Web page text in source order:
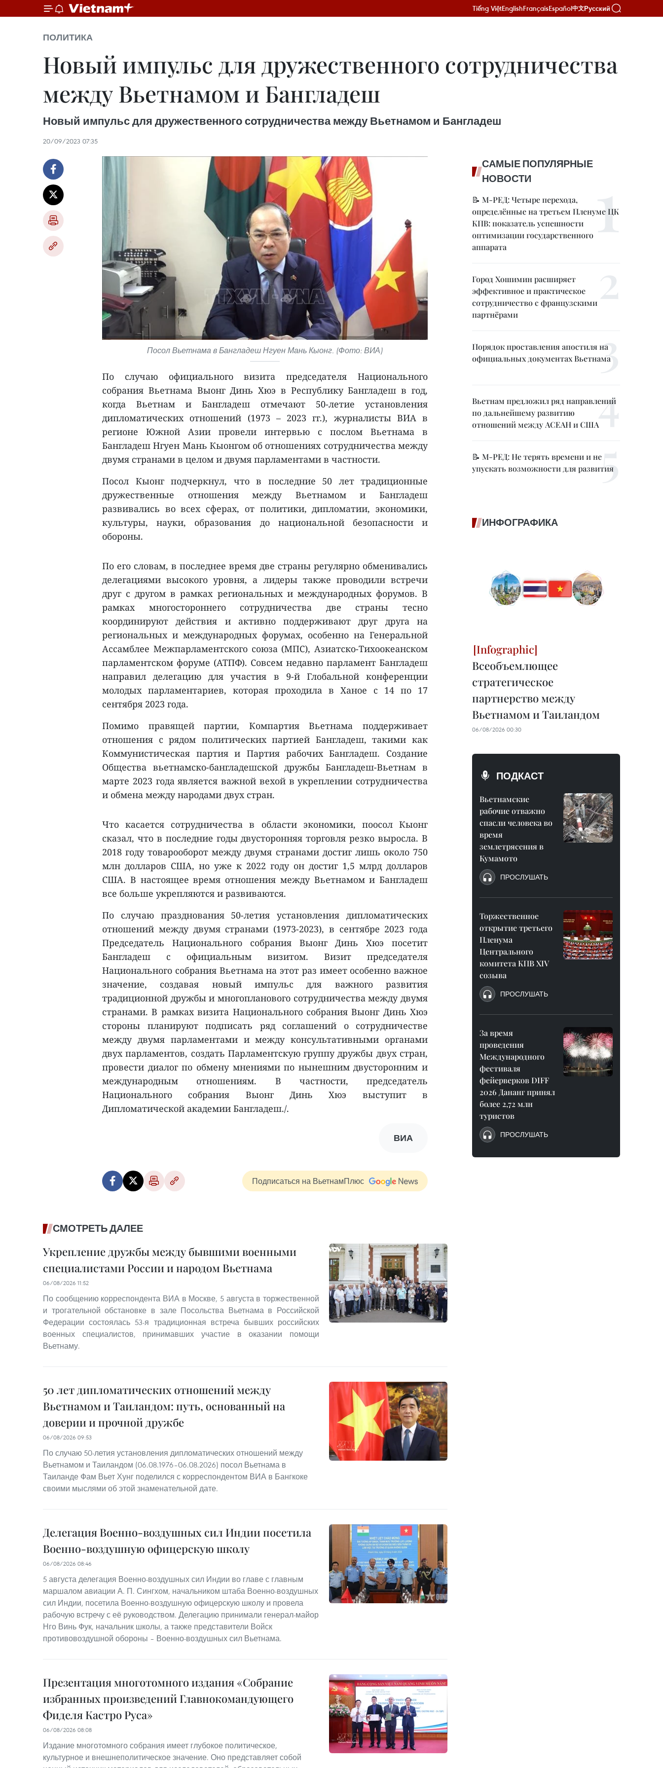
Tiếng ViệtEnglishFrançaisEspañol中文Русский
ПОЛИТИКА
Новый импульс для дружественного сотрудничества
между Вьетнамом и Бангладеш
Новый импульс для дружественного сотрудничества между Вьетнамом и Бангладеш
20/09/2023 07:35
Посол Вьетнама в Бангладеш Нгуен Мань Кыонг. (Фото: ВИА)
По случаю официального визита председателя Национального
собрания Вьетнама Выонг Динь Хюэ в Республику Бангладеш в год,
когда Вьетнам и Бангладеш отмечают 50-летие установления
дипломатических отношений (1973 – 2023 гг.), журналисты ВИА в
регионе Южной Азии провели интервью с послом Вьетнама в
Бангладеш Нгуен Мань Кыонгом об отношениях сотрудничества между
двумя странами в целом и двумя парламентами в частности.
Посол Кыонг подчеркнул, что в последние 50 лет традиционные
дружественные отношения между Вьетнамом и Бангладеш
развивались во всех сферах, от политики, дипломатии, экономики,
культуры, науки, образования до национальной безопасности и
обороны.
По его словам, в последнее время две страны регулярно обменивались
делегациями высокого уровня, а лидеры также проводили встречи
друг с другом в рамках региональных и международных форумов. В
рамках многостороннего сотрудничества две страны тесно
координируют действия и активно поддерживают друг друга на
региональных и международных форумах, особенно на Генеральной
Ассамблее Межпарламентского союза (МПС), Азиатско-Тихоокеанском
парламентском форуме (АТПФ). Совсем недавно парламент Бангладеш
направил делегацию для участия в 9-й Глобальной конференции
молодых парламентариев, которая проходила в Ханое с 14 по 17
сентября 2023 года.
Помимо правящей партии, Компартия Вьетнама поддерживает
отношения с рядом политических партией Бангладеш, такими как
Коммунистическая партия и Партия рабочих Бангладеш. Создание
Общества вьетнамско-бангладешской дружбы Бангладеш-Вьетнам в
марте 2023 года является важной вехой в укреплении сотрудничества
и обмена между народами двух стран.
Что касается сотрудничества в области экономики, поосол Кыонг
сказал, что в последние годы двусторонняя торговля резко выросла. В
2018 году товарооборот между двумя странами достиг лишь около 750
млн долларов США, но уже к 2022 году он достиг 1,5 млрд долларов
США. В настоящее время отношения между Вьетнамом и Бангладеш
все больше укрепляются и развиваются.
По случаю празднования 50-летия установления дипломатических
отношений между двумя странами (1973-2023), в сентябре 2023 года
Председатель Национального собрания Выонг Динь Хюэ посетит
Бангладеш с официальным визитом. Визит председателя
Национального собрания Вьетнама на этот раз имеет особенно важное
значение, создавая новый импульс для важного развития
традиционной дружбы и многопланового сотрудничества между двумя
странами. В рамках визита Национального собрания Выонг Динь Хюэ
стороны планируют подписать ряд соглашений о сотрудничестве
между двумя парламентами и между консультативными органами
двух парламентов, создать Парламентскую группу дружбы двух стран,
провести диалог по обмену мнениями по нынешним двусторонним и
международным отношениям. В частности, председатель
Национального собрания Выонг Динь Хюэ выступит в
Дипломатической академии Бангладеш./.
ВИА
Подписаться на ВьетнамПлюс
СМОТРЕТЬ ДАЛЕЕ
Укрепление дружбы между бывшими военными
специалистами России и народом Вьетнама
06/08/2026 11:52
По сообщению корреспондента ВИА в Москве, 5 августа в торжественной
и трогательной обстановке в зале Посольства Вьетнама в Российской
Федерации состоялась 53-я традиционная встреча бывших российских
военных специалистов, принимавших участие в оказании помощи
Вьетнаму.
50 лет дипломатических отношений между
Вьетнамом и Таиландом: путь, основанный на
доверии и прочной дружбе
06/08/2026 09:53
По случаю 50-летия установления дипломатических отношений между
Вьетнамом и Таиландом (06.08.1976–06.08.2026) посол Вьетнама в
Таиланде Фам Вьет Хунг поделился с корреспондентом ВИА в Бангкоке
своими мыслями об этой знаменательной дате.
Делегация Военно-воздушных сил Индии посетила
Военно-воздушную офицерскую школу
06/08/2026 08:46
5 августа делегация Военно-воздушных сил Индии во главе с главным
маршалом авиации А. П. Сингхом, начальником штаба Военно-воздушных
сил Индии, посетила Военно-воздушную офицерскую школу и провела
рабочую встречу с её руководством. Делегацию принимали генерал-майор
Нго Винь Фук, начальник школы, а также представители Войск
противовоздушной обороны – Военно-воздушных сил Вьетнама.
Презентация многотомного издания «Собрание
избранных произведений Главнокомандующего
Фиделя Кастро Руса»
06/08/2026 08:08
Издание многотомного собрания имеет глубокое политическое,
культурное и внешнеполитическое значение. Оно представляет собой
САМЫЕ ПОПУЛЯРНЫЕ
НОВОСТИ
📝 М-РЕД: Четыре перехода,
определённые на третьем Пленуме ЦК
КПВ: показатель успешности
оптимизации государственного
аппарата
Город Хошимин расширяет
эффективное и практическое
сотрудничество с французскими
партнёрами
Порядок проставления апостиля на
официальных документах Вьетнама
Вьетнам предложил ряд направлений
по дальнейшему развитию
отношений между АСЕАН и США
📝 М-РЕД: Не терять времени и не
упускать возможности для развития
ИНФОГРАФИКА
Всеобъемлющее
стратегическое
партнерство между
Вьетнамом и Таиландом
06/08/2026 00:30
ПОДКАСТ
Вьетнамские
рабочие отважно
спасли человека во
время
землетрясения в
Кумамото
ПРОСЛУШАТЬ
Торжественное
открытие третьего
Пленума
Центрального
комитета КПВ XIV
созыва
ПРОСЛУШАТЬ
За время
проведения
Международного
фестиваля
фейерверков DIFF
2026 Дананг принял
более 2,72 млн
туристов
ПРОСЛУШАТЬ